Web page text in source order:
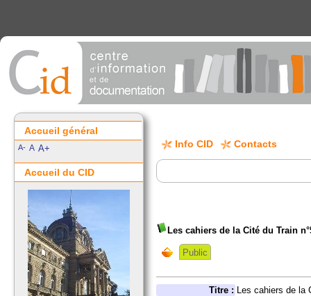
Info CID Contacts
Les cahiers de la Cité du Train
Public
Titre : Les cahiers de la
Accueil général
A- A A+
Accueil du CID